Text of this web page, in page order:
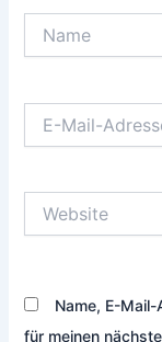
Mail-
Name, E-
für meinen